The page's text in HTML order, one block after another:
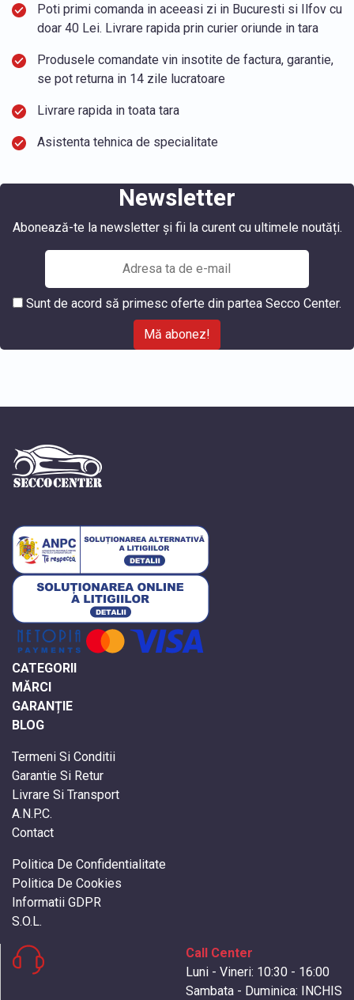
Poti primi comanda in aceeasi zi in Bucuresti si Ilfov cu
doar 40 Lei. Livrare rapida prin curier oriunde in tara
Produsele comandate vin insotite de factura, garantie,
se pot returna in 14 zile lucratoare
Livrare rapida in toata tara
Asistenta tehnica de specialitate
Newsletter
Abonează-te la newsletter și fii la curent cu ultimele noutăți.
Sunt de acord să primesc oferte din partea Secco Center.
Mă abonez!
CATEGORII
MĂRCI
GARANȚIE
BLOG
Termeni Si Conditii
Garantie Si Retur
Livrare Si Transport
A.N.P.C.
Contact
Politica De Confidentialitate
Politica De Cookies
Informatii GDPR
S.O.L.
Call Center
Luni - Vineri: 10:30 - 16:00
Sambata - Duminica: INCHIS